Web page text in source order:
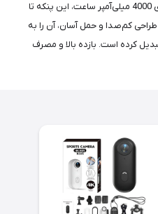
همراه خود داشته باشید! با ظرفیت باتری 4000 میلی‌آمپر ساعت، این پنکه تا
کم‌صدا و حمل آسان، آن را به
کرده است. بازده بالا و مصرف